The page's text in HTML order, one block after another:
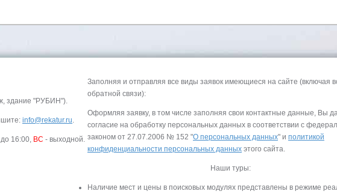
Все виды отдыха в России
Автобусные туры на черное
Соль-Илецк автобусом
Детские лагеря в Туапсе
Великий Устюгна 2027
(реализация тура начнется
здание "РУБИН").
info@rekatur.ru.
16:00, ВС - выходной.
Заполняя и отправляя все виды заявок имеющиеся на сайте (включая
обратной связи):
Оформляя заявку, в том числе заполняя свои контактные данные, Вы
согласие на обработку персональных данных в соответствии с
законом от 27.07.2006 № 152 "О персональных данных" и политикой
конфиденциальности персональных данных этого сайта.
Наши туры:
Наличие мест и цены в поисковых модулях представлены в режиме